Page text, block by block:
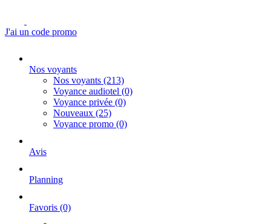
J'ai un code promo
Nos voyants
Nos voyants (213)
Voyance audiotel (0)
Voyance privée (0)
Nouveaux (25)
Voyance promo (0)
Avis
Planning
Favoris (0)